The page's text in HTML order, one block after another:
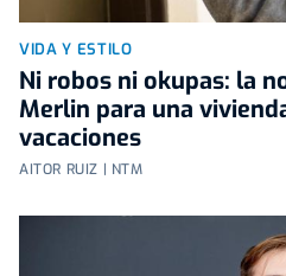
VIDA Y ESTILO
Ni robos ni okupas: la
Merlin para una
vacaciones
AITOR RUIZ | NTM